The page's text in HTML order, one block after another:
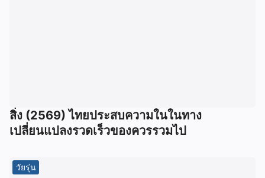
สิ่ง (2569) ไทยประสบความในในทาง
เปลี่ยนแปลงรวดเร็วของควรรวมไป
วัยรุ่น